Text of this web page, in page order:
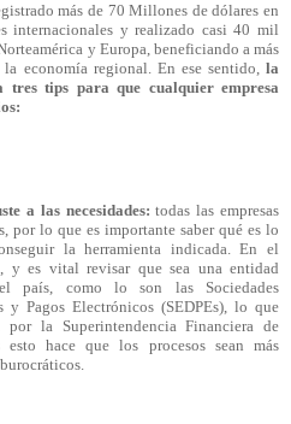
más de 70 Millones de dólares en
internacionales y realizado casi 40 mil
y Europa, beneficiando a más
economía regional. En ese sentido, la
tips para que cualquier empresa
a las necesidades:todas las empresas
por lo que es importante saber qué es lo
la herramienta indicada. En el
y es vital revisar que sea una entidad
país, como lo son las Sociedades
y Pagos Electrónicos (SEDPEs), lo que
la Superintendencia Financiera de
hace que los procesos sean más